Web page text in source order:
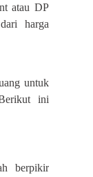
atau DP
harga
untuk
ini
berpikir